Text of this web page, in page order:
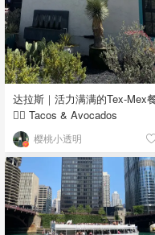
达拉斯｜活力满满的Tex-Mex
👉🏼 Tacos & Avocados
樱桃小透明